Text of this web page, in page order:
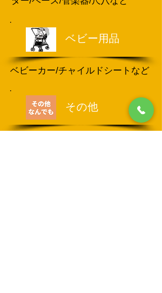
ベビー用品
​ベビーカー/チャイルドシートなど
​その他